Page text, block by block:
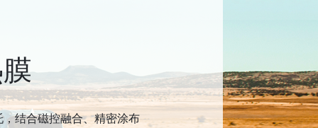
结合磁控融合、精密涂布